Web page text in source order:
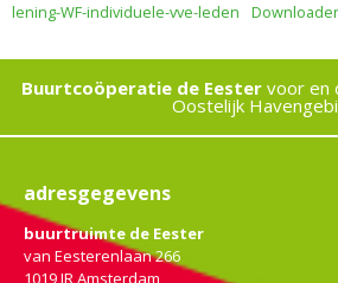
lening-WF-individuele-vve-leden
Buurtcoöperatie de Eestervoor en
Oostelijk
adresgegevens
buurtruimte de Eester
van Eesterenlaan 266
1019 JR Amsterdam